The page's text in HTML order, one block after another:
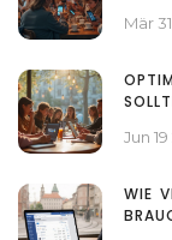
Mär
Jun
WIE